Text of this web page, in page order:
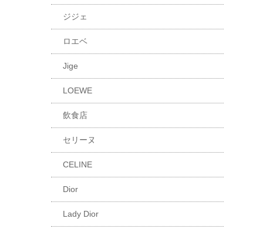
ジジェ
ロエベ
Jige
LOEWE
飲食店
セリーヌ
CELINE
Dior
Lady Dior